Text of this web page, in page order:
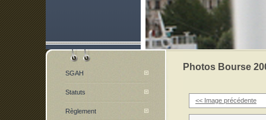
SGAH
Statuts
Règlement
Photos Bourse
<< Image précédente